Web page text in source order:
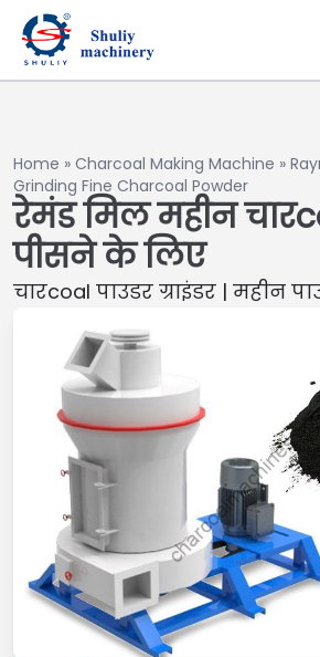
Home » Charcoal Making Machine »
Grinding Fine Charcoal Powder
रेमंड मिल महीन
पीसने के लिए
चारcoal पाउडर ग्राइंडर | महीन